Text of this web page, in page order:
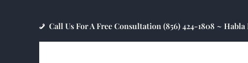
Call Us For A Free Consultation (856) 424-1808 ~ Habla